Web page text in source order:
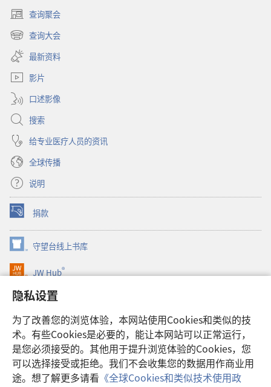
隐私设置
为了改善您的浏览体验，本网站使用Cookies和类似的技
术。有些Cookies是必要的，能让本网站可以正常运行，
是您必须接受的。其他用于提升浏览体验的Cookies，您
可以选择接受或拒绝。我们不会收集您的数据用作商业用
途。想了解更多请看 《全球Cookies和类似技术使用政
查询聚会
（打
开
新
窗
口）
查询大会
（打
开
新
窗
最新资料
影片
口述影像
搜索
给专业医疗人员的资讯
全球传播
说明
捐款
（打
开
新
窗
口）
守望台线上书库
（打
开
新
口）
JW Hub®
（打
开
新
口）
JW Library®
Watchtower Library